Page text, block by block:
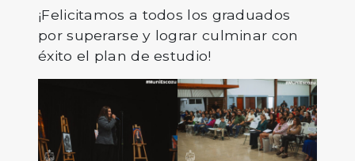
¡Felicitamos a todos los graduados
por superarse y lograr culminar con
éxito el plan de estudio!